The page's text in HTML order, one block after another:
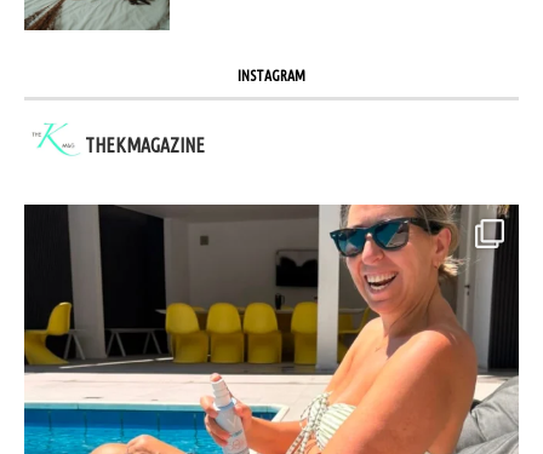
INSTAGRAM
THEKMAGAZINE